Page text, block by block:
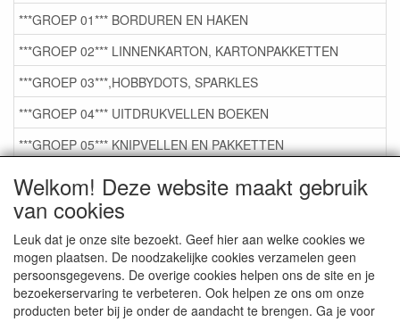
Welkom! Deze website maakt gebruik
van cookies
Leuk dat je onze site bezoekt. Geef hier aan welke cookies we
mogen plaatsen. De noodzakelijke cookies verzamelen geen
persoonsgegevens. De overige cookies helpen ons de site en je
bezoekerservaring te verbeteren. Ook helpen ze ons om onze
producten beter bij je onder de aandacht te brengen. Ga je voor
***GROEP 01*** BORDUREN EN HAKEN
***GROEP 02*** LINNENKARTON, KARTONPAKKETTEN
***GROEP 03***,HOBBYDOTS, SPARKLES
***GROEP 04*** UITDRUKVELLEN BOEKEN
***GROEP 05*** KNIPVELLEN EN PAKKETTEN
***GROEP 06*** TAPE/LIJM SNIJMALLEN STEMPELS
***GROEP 07*** KAARTEN +SCRAP TOEBEHOREN
***GROEP 08*** TEKENEN EN KLEUREN, GELPEN,MARKER
***GROEP 09*** KRALEN EN TOEBEHOREN
***GROEP 10*** WENSKAARTEN MET ENV. €0,75